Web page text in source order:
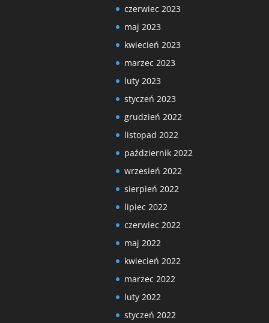
czerwiec 2023
maj 2023
kwiecień 2023
marzec 2023
luty 2023
styczeń 2023
grudzień 2022
listopad 2022
październik 2022
wrzesień 2022
sierpień 2022
lipiec 2022
czerwiec 2022
maj 2022
kwiecień 2022
marzec 2022
luty 2022
styczeń 2022